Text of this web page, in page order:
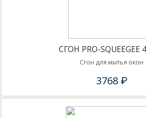
СГОН PRO-SQUEEGEE
Сгон для мытья окон
3768 ₽